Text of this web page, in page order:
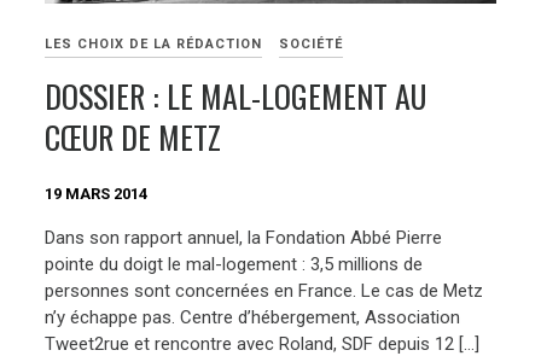
LES CHOIX DE LA RÉDACTION SOCIÉTÉ
DOSSIER : LE MAL-LOGEMENT AU
CŒUR DE METZ
19 MARS 2014
Dans son rapport annuel, la Fondation Abbé Pierre
pointe du doigt le mal-logement : 3,5 millions de
personnes sont concernées en France. Le cas de Metz
n’y échappe pas. Centre d’hébergement, Association
Tweet2rue et rencontre avec Roland, SDF depuis 12 […]